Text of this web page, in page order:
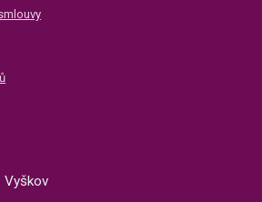
Vyškov